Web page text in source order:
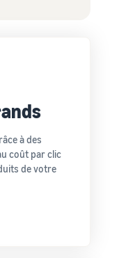
à des
coût par clic
de votre